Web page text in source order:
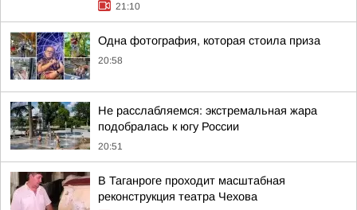
21:10
Одна фотография, которая стоила приза
20:58
Не расслабляемся: экстремальная жара
подобралась к югу России
20:51
В Таганроге проходит масштабная
реконструкция театра Чехова